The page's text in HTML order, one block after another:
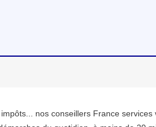
nos conseillers France services